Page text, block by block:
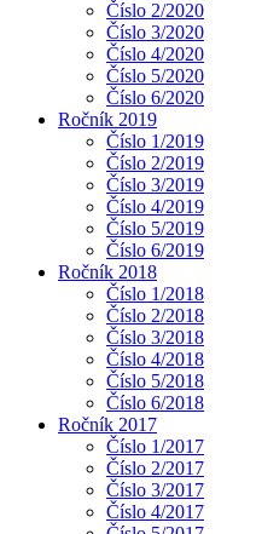
Číslo 2/2020
Číslo 3/2020
Číslo 4/2020
Číslo 5/2020
Číslo 6/2020
Ročník 2019
Číslo 1/2019
Číslo 2/2019
Číslo 3/2019
Číslo 4/2019
Číslo 5/2019
Číslo 6/2019
Ročník 2018
Číslo 1/2018
Číslo 2/2018
Číslo 3/2018
Číslo 4/2018
Číslo 5/2018
Číslo 6/2018
Ročník 2017
Číslo 1/2017
Číslo 2/2017
Číslo 3/2017
Číslo 4/2017